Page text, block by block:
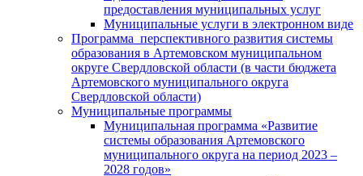
предоставления муниципальных услуг
Муниципальные услуги в электронном виде
Программа перспективного развития системы
образования в Артемовском муниципальном
округе Свердловской области (в части бюджета
Артемовского муниципального округа
Свердловской области)
Муниципальные программы
Муниципальная программа «Развитие
системы образования Артемовского
муниципального округа на период 2023 –
2028 годов»